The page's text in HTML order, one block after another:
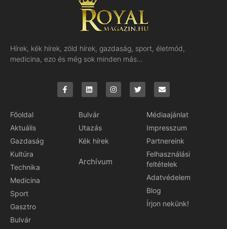
Hírek, kék hírek, zöld hírek, gazdaság, sport, életmód,
medicina, ezo és még sok minden más…
Főoldal
Aktuális
Gazdaság
Kultúra
Technika
Medicina
Sport
Gasztro
Bulvár
Bulvár
Utazás
Kék hírek
Archívum
Médiaajánlat
Impresszum
Partnereink
Felhasználási
feltételek
Adatvédelem
Blog
Írjon nekünk!